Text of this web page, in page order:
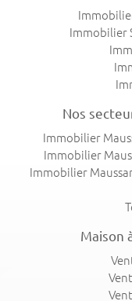
Immobilier
Nos
Immobilier
Immobilier
Immobilier
Maison